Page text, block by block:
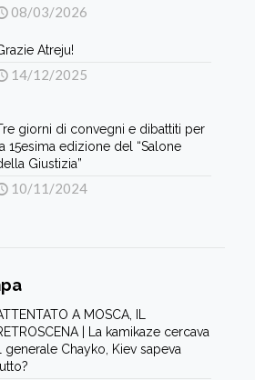
08/03/2026
Atreju!
14/12/2025
giorni di convegni e dibattiti per
15esima edizione del “Salone
Giustizia”
10/11/2024
A MOSCA, IL
| La kamikaze cercava
generale Chayko, Kiev sapeva